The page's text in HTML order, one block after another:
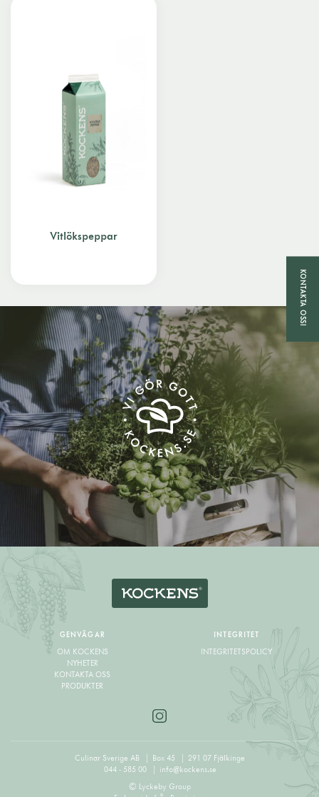
Vitlökspeppar
GENVÄGAR
OM KOCKENS
NYHETER
KONTAKTA OSS
PRODUKTER
INTEGRITET
INTEGRITETSPOLICY
© Lyckeby Group
Culinar Sverige AB Box 45
291 07 Fjälkinge
044 - 585 00
info@kockens.se
KONTAKTA OSS!